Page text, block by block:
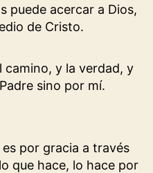
puede acercar a Dios,
de Cristo.
camino, y la verdad, y
sino por mí.
por gracia a través
que hace, lo hace por